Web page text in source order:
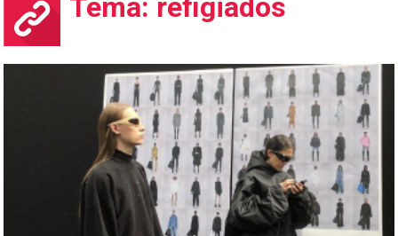
Tema: refigiados